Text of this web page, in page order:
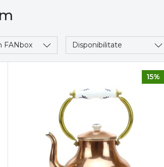
FANbox Disponibilitate
15%